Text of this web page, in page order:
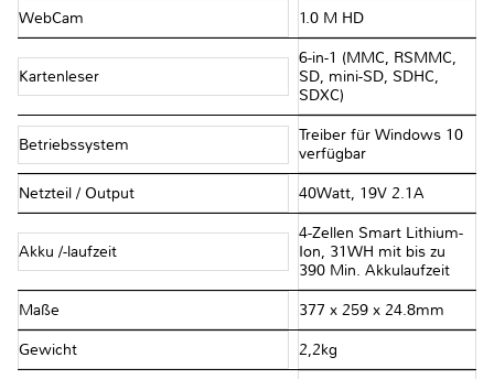
WebCam 1.0 M HD
Kartenleser
6-in-1 (MMC, RSMMC,
SD, mini-SD, SDHC,
SDXC)
Betriebssystem
Treiber für Windows 10
verfügbar
Netzteil / Output 40Watt, 19V 2.1A
Akku /-laufzeit
4-Zellen Smart Lithium-
Ion, 31WH mit bis zu
390 Min. Akkulaufzeit
Maße 377 x 259 x 24.8mm
Gewicht 2,2kg